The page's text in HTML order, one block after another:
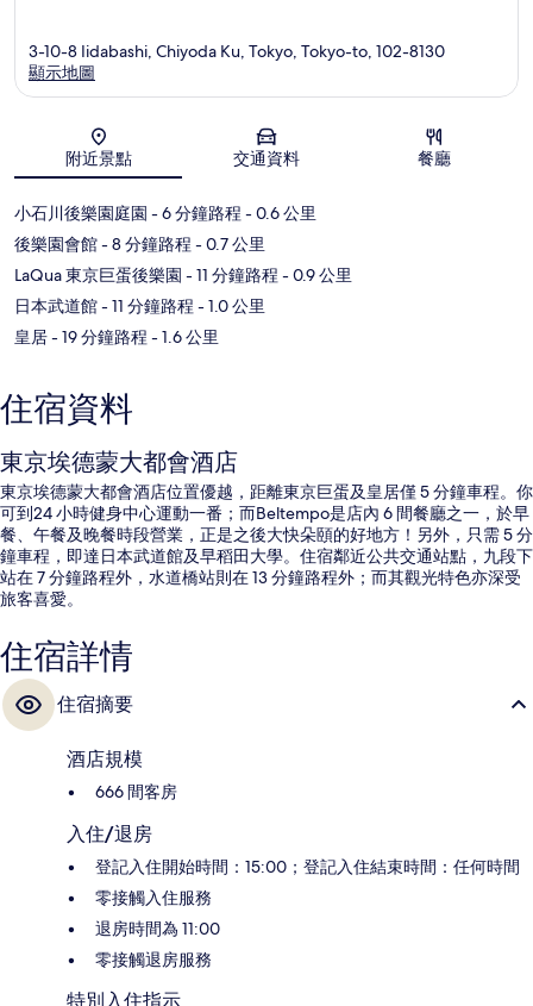
地圖
3-10-8 Iidabashi, Chiyoda Ku, Tokyo, Tokyo-to, 102-8130
顯示地圖
附近景點 交通資料 餐廳
小石川後樂園庭園 - 6 分鐘路程 - 0.6 公里
後樂園會館- 8 分鐘路程 - 0.7 公里
LaQua 東京巨蛋後樂園 - 11 分鐘路程 - 0.9 公里
日本武道館- 11 分鐘路程 - 1.0 公里
皇居- 19 分鐘路程 - 1.6 公里
住宿資料
東京埃德蒙大都會酒店
東京埃德蒙大都會酒店位置優越，距離東京巨蛋及皇居僅 5 分鐘車程。你
可到24 小時健身中心運動一番；而Beltempo是店內 6 間餐廳之一，於早
餐、午餐及晚餐時段營業，正是之後大快朵頤的好地方！另外，只需 5 分
鐘車程，即達日本武道館及早稻田大學。住宿鄰近公共交通站點，九段下
站在 7 分鐘路程外，水道橋站則在 13 分鐘路程外；而其觀光特色亦深受
旅客喜愛。
住宿詳情
住宿摘要
酒店規模
666 間客房
入住/退房
登記入住開始時間：15:00；登記入住結束時間：任何時間
零接觸入住服務
退房時間為 11:00
零接觸退房服務
特別入住指示